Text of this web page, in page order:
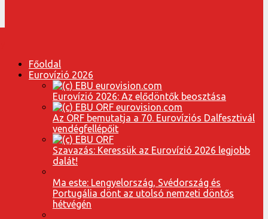
Főoldal
Eurovízió 2026
Eurovízió 2026: Az elődöntők beosztása
Az ORF bemutatja a 70. Eurovíziós Dalfesztivál
vendégfellépőit
Szavazás: Keressük az Eurovízió 2026 legjobb
dalát!
Ma este: Lengyelország, Svédország és
Portugália dönt az utolsó nemzeti döntős
hétvégén